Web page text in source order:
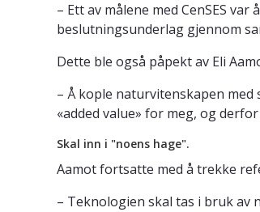
– Ett av målene med CenSES
beslutningsunderlag gjennom
Dette ble også påpekt av Eli
– Å kople naturvitenskapen
«added value» for meg, og
Skal inn i "noens hage".
Aamot fortsatte med å trekke
– Teknologien skal tas i bruk av